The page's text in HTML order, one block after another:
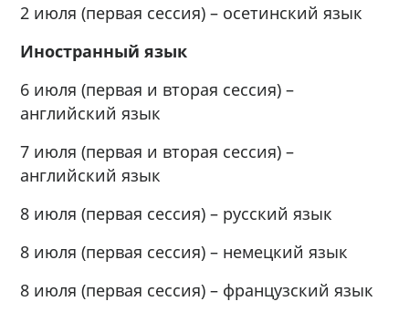
2 июля (первая сессия) – осетинский язык
Иностранный язык
6 июля (первая и вторая сессия) –
английский язык
7 июля (первая и вторая сессия) –
английский язык
8 июля (первая сессия) – русский язык
8 июля (первая сессия) – немецкий язык
8 июля (первая сессия) – французский язык